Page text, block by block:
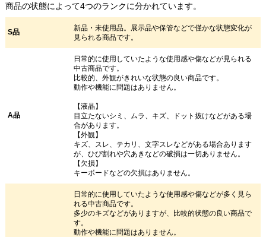
商品の状態によって4つのランクに分かれています。
S品
新品・未使用品。展示品や保管などで僅かな状態変化が
見られる商品です。
A品
日常的に使用していたような使用感や傷などが見られる
中古商品です。
比較的、外観がきれいな状態の良い商品です。
動作や機能に問題はありません。
【液晶】
目立たないシミ、ムラ、キズ、ドット抜けなどがある場
合があります。
【外観】
キズ、スレ、テカリ、文字スレなどがある場合あります
が、ひび割れや穴あきなどの破損は一切ありません。
【欠損】
キーボードなどの欠損はありません。
日常的に使用していたような使用感や傷などが多く見ら
れる中古商品です。
多少のキズなどがありますが、比較的状態の良い商品で
す。
動作や機能に問題はありません。